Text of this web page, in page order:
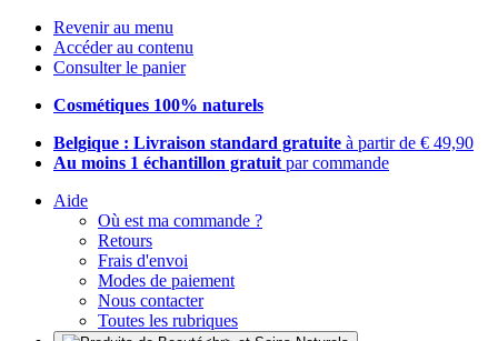
Revenir au menu
Accéder au contenu
Consulter le panier
Cosmétiques 100% naturels
Belgique : Livraison standard gratuite à partir de € 49,90
Au moins 1 échantillon gratuit par commande
Aide
Où est ma commande ?
Retours
Frais d'envoi
Modes de paiement
Nous contacter
Toutes les rubriques